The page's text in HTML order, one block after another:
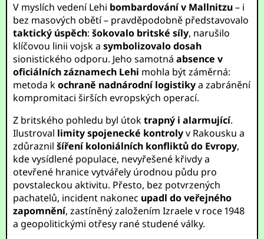
V myslích vedení Lehi bombardování v Mallnitzu– i
bez masových obětí – pravděpodobně představovalo
taktický úspěch:šokovalo britské síly, narušilo
klíčovou linii vojsk asymbolizovalo dosah
sionistického odporu. Jeho samotnáabsence v
oficiálních záznamech Lehi mohla být záměrná:
metoda kochraně nadnárodní logistikya zabránění
kompromitaci širších evropských operací.
Z britského pohledu byl útoktrapný i alarmující.
Ilustroval limity spojenecké kontrolyv Rakousku a
zdůraznilšíření koloniálních konfliktů do Evropy,
kde vysídlené populace, nevyřešené křivdy a
otevřené hranice vytvářely úrodnou půdu pro
povstaleckou aktivitu. Přesto, bez potvrzených
pachatelů, incident nakonec upadl do veřejného
zapomnění, zastíněný založením Izraele v roce 1948
a geopolitickými otřesy rané studené války.